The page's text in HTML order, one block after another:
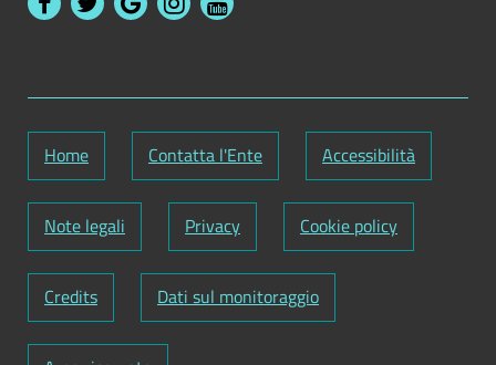
Home Contatta l'Ente Accessibilità
Note legali Privacy Cookie policy
Credits Dati sul monitoraggio